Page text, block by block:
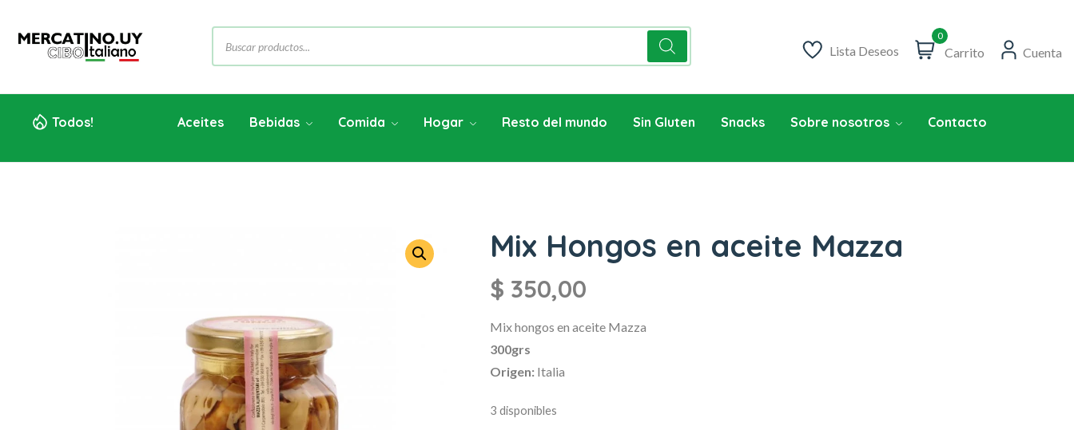
Lista Deseos
0
Carrito Cuenta
Todos! Aceites Bebidas Comida Hogar Resto del mundo Sin Gluten Snacks Sobre nosotros Contacto
Mix Hongos en aceite Mazza
$ 350,00
Mix hongos en aceite Mazza
300grs
Origen: Italia
3 disponibles